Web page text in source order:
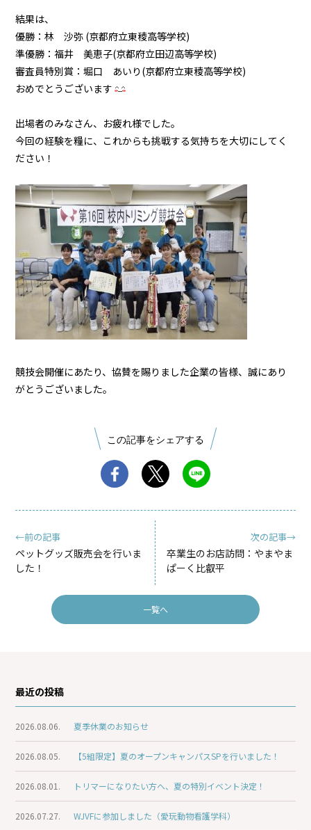
結果は、
優勝：林 沙弥 (京都府立東稜高等学校)
準優勝：福井 美恵子(京都府立田辺高等学校)
審査員特別賞：堀口 あいり(京都府立東稜高等学校)
おめでとうございます
出場者のみなさん、お疲れ様でした。
今回の経験を糧に、これからも挑戦する気持ちを大切にしてく
ださい！
競技会開催にあたり、協賛を賜りました企業の皆様、誠にあり
がとうございました。
この記事をシェアする
←前の記事
ペットグッズ販売会を行いま
した！
次の記事→
卒業生のお店訪問：やまやま
ぱーく比叡平
一覧へ
最近の投稿
2026.08.06. 夏季休業のお知らせ
2026.08.05. 【5組限定】夏のオープンキャンパスSPを行いました！
2026.08.01. トリマーになりたい方へ、夏の特別イベント決定！
2026.07.27. WJVFに参加しました（愛玩動物看護学科）